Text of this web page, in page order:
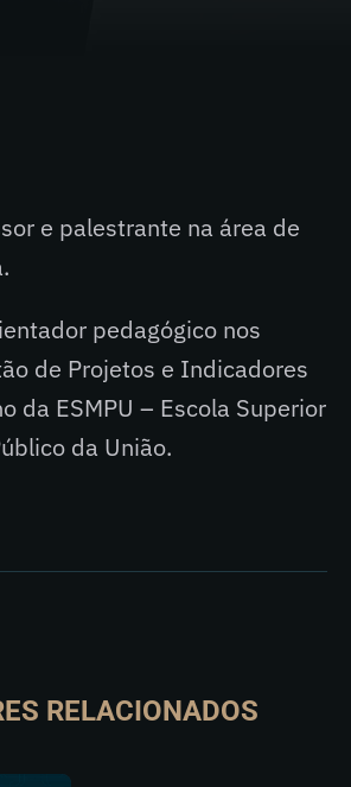
e palestrante na área de
pedagógico nos
de Projetos e Indicadores
da ESMPU – Escola Superior
da União.
RELACIONADOS